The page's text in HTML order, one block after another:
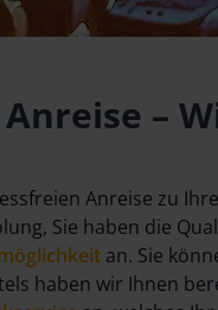
–
Anreise zu
Sie haben die
an. Sie
haben wir Ihnen